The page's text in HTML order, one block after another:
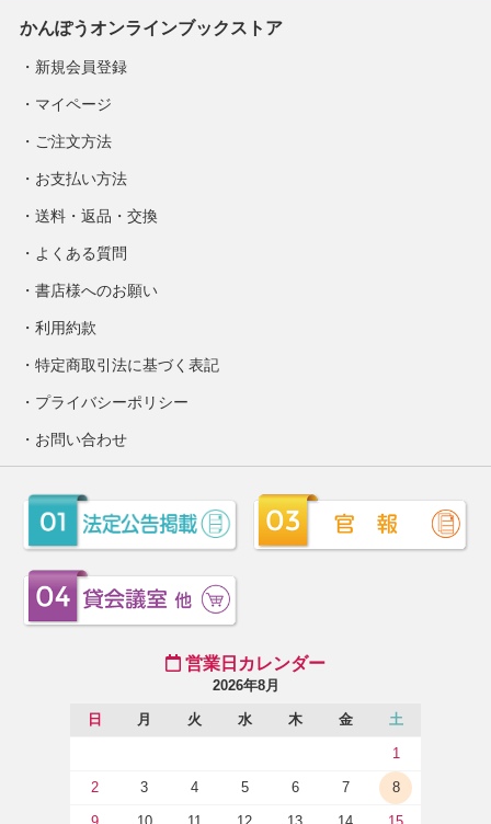
かんぽうオンラインブックストア
新規会員登録
マイページ
ご注文方法
お支払い方法
送料・返品・交換
よくある質問
書店様へのお願い
利用約款
特定商取引法に基づく表記
プライバシーポリシー
お問い合わせ
営業日カレンダー
2026年8月
日 月 火 水 木 金 土
1
2 3 4 5 6 7 8